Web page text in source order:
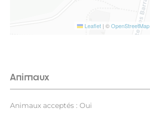
Leaflet | ©OpenStreetMap
Animaux
Animaux acceptés : Oui